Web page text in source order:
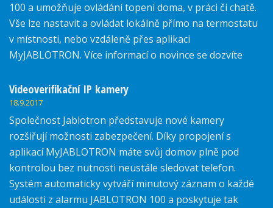
100 a umožňuje ovládání topení doma, v práci či chatě.
Vše lze nastavit a ovládat lokálně přímo na termostatu
v místnosti, nebo vzdáleně přes aplikaci
MyJABLOTRON. Více informací o novince se dozvíte
Videoverifikační IP kamery
18.9.2017
Společnost Jablotron představuje nové kamery
rozšiřují možnosti zabezpečení. Díky propojení s
aplikací MyJABLOTRON máte svůj domov plně pod
kontrolou bez nutnosti neustále sledovat telefon.
Systém automaticky vytváří minutový záznam o každé
události z alarmu JABLOTRON 100 a poskytuje tak